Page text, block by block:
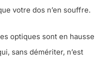
votre dos n’en souffre.
optiques sont en hausse
sans démériter, n’est